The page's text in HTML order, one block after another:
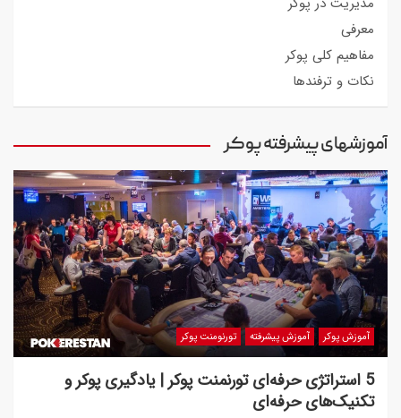
معرفی
مفاهیم کلی پوکر
نکات و ترفندها
آموزشهای پیشرفته پوکر
آموزش پوکر آموزش پیشرفته تورنومنت پوکر
5 استراتژی حرفه‌ای تورنمنت پوکر | یادگیری پوکر و
تکنیک‌های حرفه‌ای